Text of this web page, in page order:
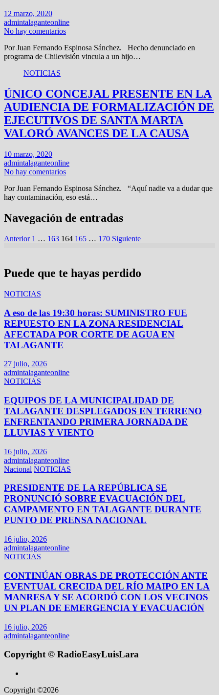
12 marzo, 2020
admintalaganteonline
No hay comentarios
Por Juan Fernando Espinosa Sánchez. Hecho denunciado en
programa de Chilevisión vincula a un hijo…
NOTICIAS
ÚNICO CONCEJAL PRESENTE EN LA
AUDIENCIA DE FORMALIZACIÓN DE
EJECUTIVOS DE SANTA MARTA
VALORÓ AVANCES DE LA CAUSA
10 marzo, 2020
admintalaganteonline
No hay comentarios
Por Juan Fernando Espinosa Sánchez. “Aquí nadie va a dudar que
hay contaminación, eso está…
Navegación de entradas
Anterior 1 … 163 164 165 … 170 Siguiente
Puede que te hayas perdido
NOTICIAS
A eso de las 19:30 horas: SUMINISTRO FUE
REPUESTO EN LA ZONA RESIDENCIAL
AFECTADA POR CORTE DE AGUA EN
TALAGANTE
27 julio, 2026
admintalaganteonline
NOTICIAS
EQUIPOS DE LA MUNICIPALIDAD DE
TALAGANTE DESPLEGADOS EN TERRENO
ENFRENTANDO PRIMERA JORNADA DE
LLUVIAS Y VIENTO
16 julio, 2026
admintalaganteonline
Nacional NOTICIAS
PRESIDENTE DE LA REPÚBLICA SE
PRONUNCIÓ SOBRE EVACUACIÓN DEL
CAMPAMENTO EN TALAGANTE DURANTE
PUNTO DE PRENSA NACIONAL
16 julio, 2026
admintalaganteonline
NOTICIAS
CONTINÚAN OBRAS DE PROTECCIÓN ANTE
EVENTUAL CRECIDA DEL RÍO MAIPO EN LA
MANRESA Y SE ACORDÓ CON LOS VECINOS
UN PLAN DE EMERGENCIA Y EVACUACIÓN
16 julio, 2026
admintalaganteonline
Copyright © RadioEasyLuisLara
Copyright ©2026